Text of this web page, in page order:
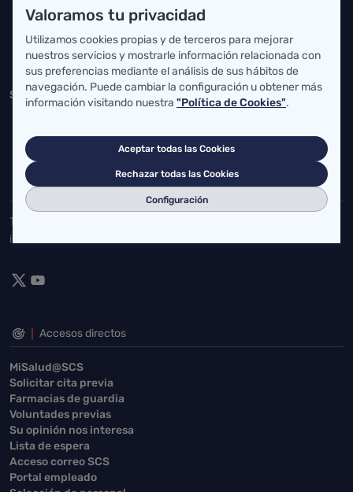
atencionusuario@cantabria.es
942208130 942395562
Servicio Cántabro de Salud
buzgen.dg@scsalud.es
942202772
Toda la actualidad de Salud Cantabria en las redes sociales.
¡Síguenos!
Accesos directos
MiSalud@SCS
Solicitar cita previa
Farmacias de guardia
Voluntades previas
Su opinión nos interesa
Lista de espera
Acceso correo SCS
Portal empleado
Valoramos tu privacidad
Utilizamos cookies propias y de terceros para mejorar
nuestros servicios y mostrarle información relacionada con
sus preferencias mediante el análisis de sus hábitos de
navegación. Puede cambiar la configuración u obtener más
información visitando nuestra "Política de Cookies".
Aceptar todas las Cookies
Rechazar todas las Cookies
Configuración